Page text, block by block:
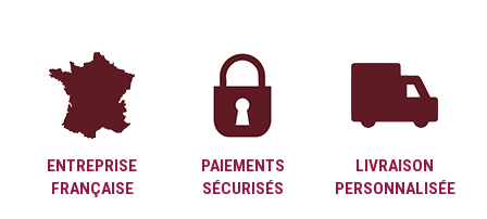
ENTREPRISE
FRANÇAISE
PAIEMENTS
SÉCURISÉS
LIVRAISON
PERSONNALISÉE